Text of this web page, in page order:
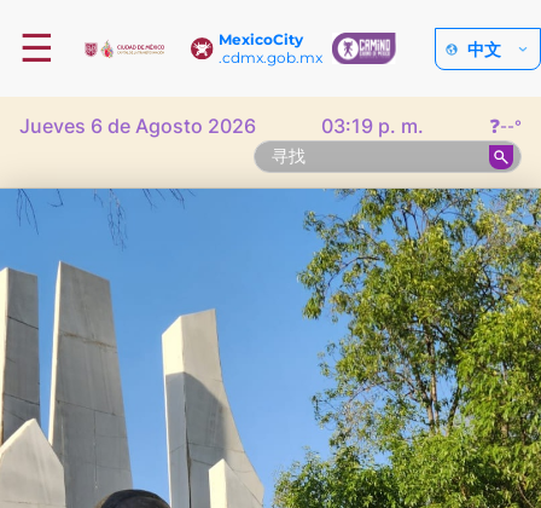
MexicoCity
.cdmx.gob.mx
☰ 中文
Jueves 6 de Agosto 2026 03:19 p. m. ❓--°